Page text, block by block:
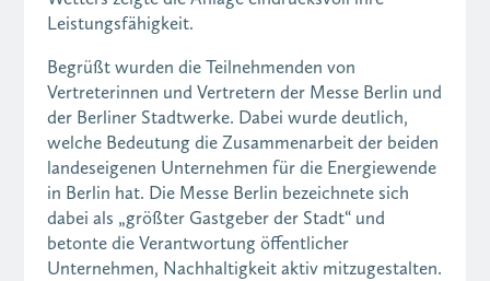
Leistungsfähigkeit.
Begrüßt wurden die Teilnehmenden von
Vertreterinnen und Vertretern der Messe Berlin und
der Berliner Stadtwerke. Dabei wurde deutlich,
welche Bedeutung die Zusammenarbeit der beiden
landeseigenen Unternehmen für die Energiewende
in Berlin hat. Die Messe Berlin bezeichnete sich
dabei als „größter Gastgeber der Stadt“ und
betonte die Verantwortung öffentlicher
Unternehmen, Nachhaltigkeit aktiv mitzugestalten.